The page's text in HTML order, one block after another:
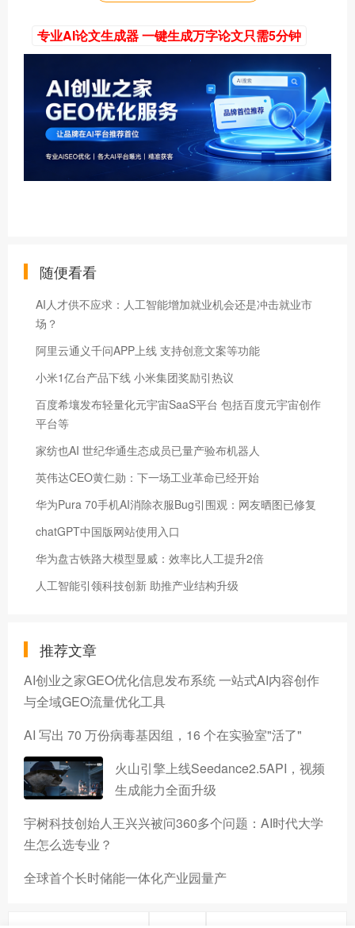
专业AI论文生成器 一键生成万字论文只需5分钟
随便看看
AI人才供不应求：人工智能增加就业机会还是冲击就业市
场？
阿里云通义千问APP上线 支持创意文案等功能
小米1亿台产品下线 小米集团奖励引热议
百度希壤发布轻量化元宇宙SaaS平台 包括百度元宇宙创作
平台等
家纺也AI 世纪华通生态成员已量产验布机器人
英伟达CEO黄仁勋：下一场工业革命已经开始
华为Pura 70手机AI消除衣服Bug引围观：网友晒图已修复
chatGPT中国版网站使用入口
华为盘古铁路大模型显威：效率比人工提升2倍
人工智能引领科技创新 助推产业结构升级
推荐文章
AI创业之家GEO优化信息发布系统 一站式AI内容创作
与全域GEO流量优化工具
AI 写出 70 万份病毒基因组，16 个在实验室"活了"
火山引擎上线Seedance2.5API，视频
生成能力全面升级
宇树科技创始人王兴兴被问360多个问题：AI时代大学
生怎么选专业？
全球首个长时储能一体化产业园量产